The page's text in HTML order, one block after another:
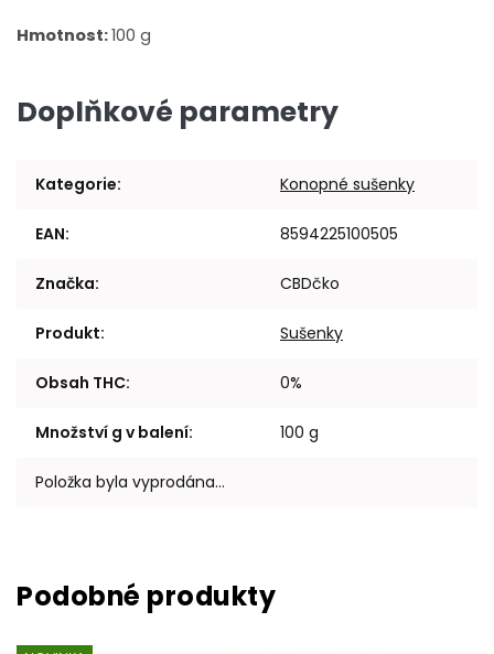
Hmotnost:100 g
Doplňkové parametry
Kategorie: Konopné sušenky
EAN: 8594225100505
Značka: CBDčko
Produkt: Sušenky
Obsah THC: 0%
Množství g v balení: 100 g
Položka byla vyprodána…